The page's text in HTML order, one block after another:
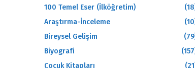
100 Temel Eser (İlköğretim)
Araştırma-İnceleme
Bireysel Gelişim
Biyografi
Çocuk Kitapları